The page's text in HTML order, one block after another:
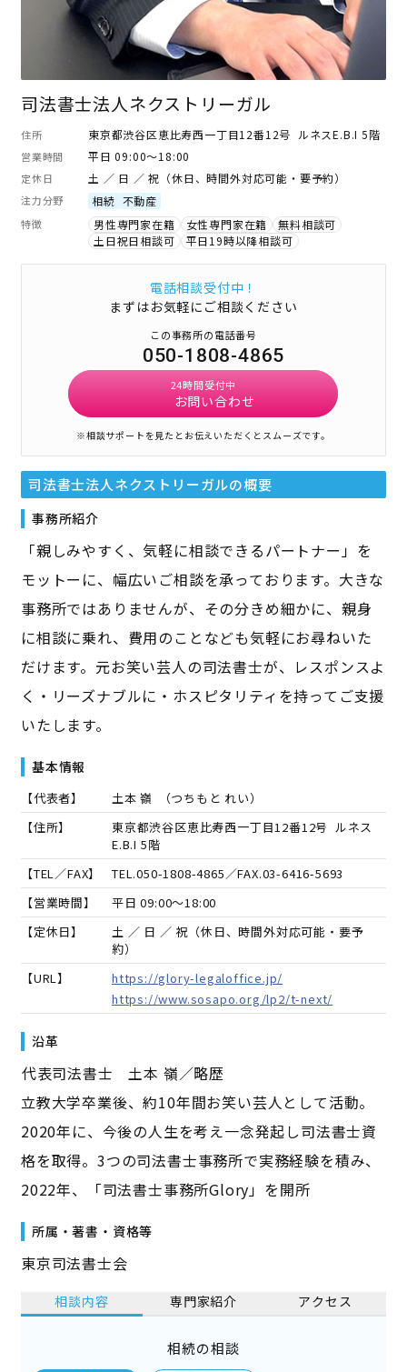
司法書士法人ネクストリーガル
住所 東京都渋谷区恵比寿西一丁目12番12号 ルネスE.B.I 5階
営業時間 平日 09:00～18:00
定休日 土 ／ 日 ／ 祝（休日、時間外対応可能・要予約）
注力分野 相続 不動産
特徴 男性専門家在籍 女性専門家在籍
無料相談可
土日祝日相談可
平日19時以降相談可
電話相談受付中！
まずはお気軽にご相談ください
この事務所の電話番号
050-1808-4865
24時間受付中
お問い合わせ
※相談サポートを見たとお伝えいただくとスムーズです。
司法書士法人ネクストリーガルの概要
事務所紹介
「親しみやすく、気軽に相談できるパートナー」を
モットーに、幅広いご相談を承っております。大きな
事務所ではありませんが、その分きめ細かに、親身
に相談に乗れ、費用のことなども気軽にお尋ねいた
だけます。元お笑い芸人の司法書士が、レスポンスよ
く・リーズナブルに・ホスピタリティを持ってご支援
いたします。
基本情報
【代表者】 土本 嶺 （つちもと れい）
【住所】
東京都渋谷区恵比寿西一丁目12番12号 ルネス
E.B.I 5階
【TEL／FAX】
TEL.050-1808-4865 ／FAX.03-6416-5693
【営業時間】
平日 09:00～18:00
【定休日】
土 ／ 日 ／ 祝（休日、時間外対応可能・要予
約）
【URL】
https://glory-legaloffice.jp/
https://www.sosapo.org/lp2/t-next/
沿革
――代表司法書士 土本 嶺／略歴――
立教大学卒業後、約10年間お笑い芸人として活動。
2020年に、今後の人生を考え一念発起し司法書士資
格を取得。3つの司法書士事務所で実務経験を積み、
2022年、「司法書士事務所Glory」を開所
所属・著書・資格等
東京司法書士会
相談内容 専門家紹介 アクセス
相続の相談